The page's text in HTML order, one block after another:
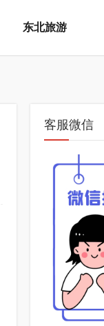
东北旅游
客服微信